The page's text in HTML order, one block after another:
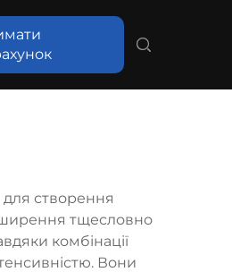
створення
тщесловно
комбінації
Вони